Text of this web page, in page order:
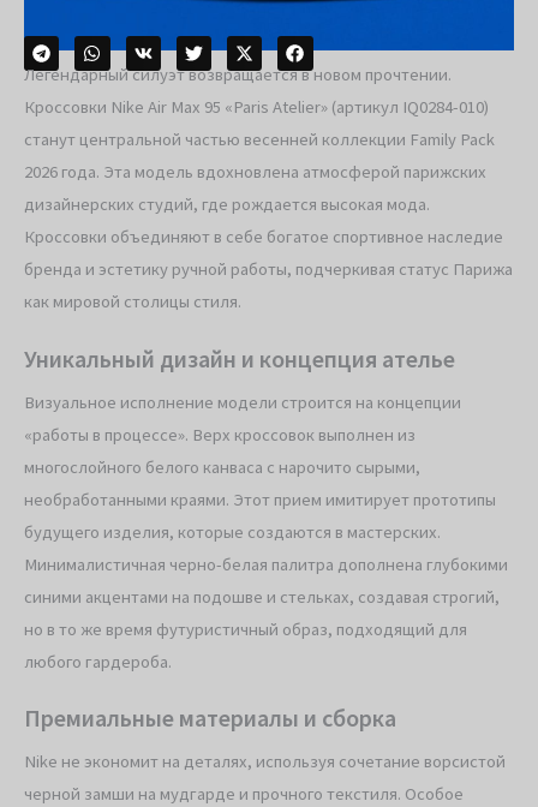
Легендарный силуэт возвращается в новом прочтении.
Кроссовки Nike Air Max 95 «Paris Atelier» (артикул IQ0284-010)
станут центральной частью весенней коллекции Family Pack
2026 года. Эта модель вдохновлена атмосферой парижских
дизайнерских студий, где рождается высокая мода.
Кроссовки объединяют в себе богатое спортивное наследие
бренда и эстетику ручной работы, подчеркивая статус Парижа
как мировой столицы стиля.
Уникальный дизайн и концепция ателье
Визуальное исполнение модели строится на концепции
«работы в процессе». Верх кроссовок выполнен из
многослойного белого канваса с нарочито сырыми,
необработанными краями. Этот прием имитирует прототипы
будущего изделия, которые создаются в мастерских.
Минималистичная черно-белая палитра дополнена глубокими
синими акцентами на подошве и стельках, создавая строгий,
но в то же время футуристичный образ, подходящий для
любого гардероба.
Премиальные материалы и сборка
Nike не экономит на деталях, используя сочетание ворсистой
черной замши на мудгарде и прочного текстиля. Особое